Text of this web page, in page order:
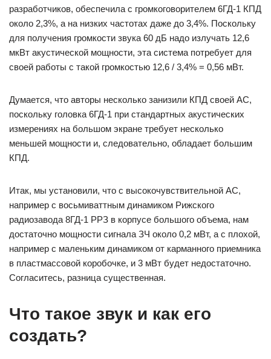
разработчиков, обеспечила с громкоговорителем 6ГД-1 КПД
около 2,3%, а на низких частотах даже до 3,4%. Поскольку
для получения громкости звука 60 дБ надо излучать 12,6
мкВт акустической мощности, эта система потребует для
своей работы с такой громкостью 12,6 / 3,4% = 0,56 мВт.
Думается, что авторы несколько занизили КПД своей АС,
поскольку головка 6ГД-1 при стандартных акустических
измерениях на большом экране требует несколько
меньшей мощности и, следовательно, обладает большим
КПД.
Итак, мы установили, что с высокочувствительной АС,
например с восьмиваттным динамиком Рижского
радиозавода 8ГД-1 РРЗ в корпусе большого объема, нам
достаточно мощности сигнала ЗЧ около 0,2 мВт, а с плохой,
например с маленьким динамиком от карманного приемника
в пластмассовой коробочке, и 3 мВт будет недостаточно.
Согласитесь, разница существенная.
Что такое звук и как его
создать?